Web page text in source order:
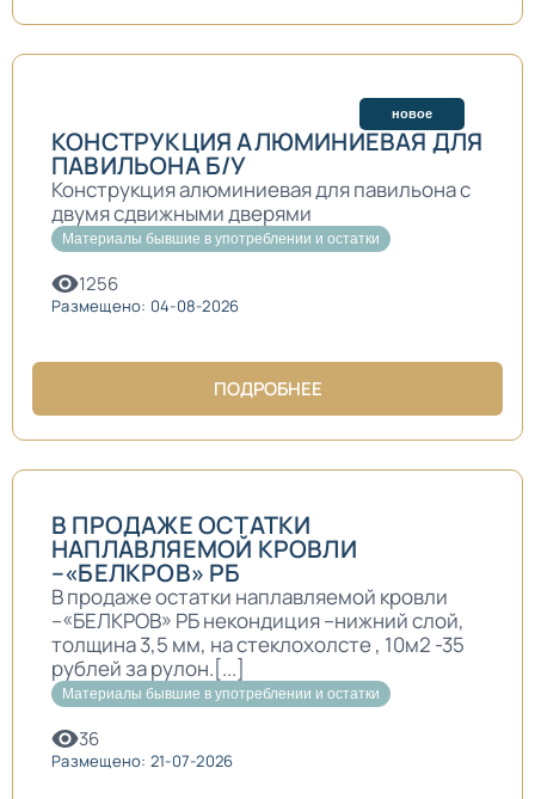
новое
КОНСТРУКЦИЯ АЛЮМИНИЕВАЯ ДЛЯ
ПАВИЛЬОНА Б/У
Конструкция алюминиевая для павильона с
двумя сдвижными дверями
Материалы бывшие в употреблении и остатки
1256
Размещено: 04-08-2026
ПОДРОБНЕЕ
В ПРОДАЖЕ ОСТАТКИ
НАПЛАВЛЯЕМОЙ КРОВЛИ
–«БЕЛКРОВ» РБ
В продаже остатки наплавляемой кровли
–«БЕЛКРОВ» РБ некондиция –нижний слой,
толщина 3,5 мм, на стеклохолсте , 10м2 -35
рублей за рулон.[...]
Материалы бывшие в употреблении и остатки
36
Размещено: 21-07-2026